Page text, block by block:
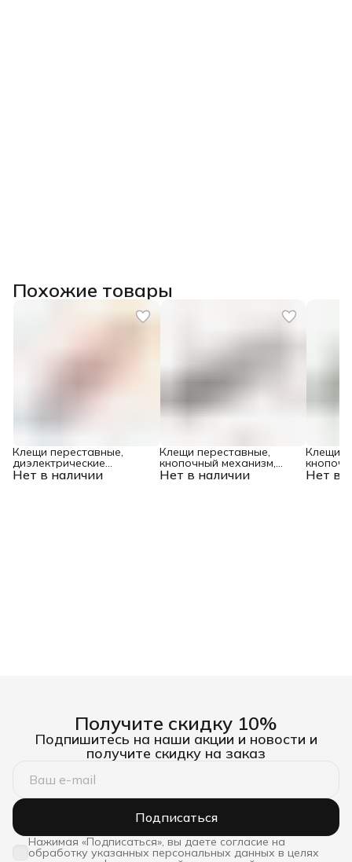
Похожие товары
Нет в наличии
Клещи переставные,
диэлектрические
рукоятки до 1000 В, 240 Нет в наличии
Клещи переставные,
кнопочный механизм,
обливные рукоятки, Нет в
Клещи
Получите скидку 10%
Подпишитесь на наши акции и новости и
получите скидку на заказ
Подписаться
Нажимая «Подписаться», вы даете согласие на
обработку указанных персональных данных в целях